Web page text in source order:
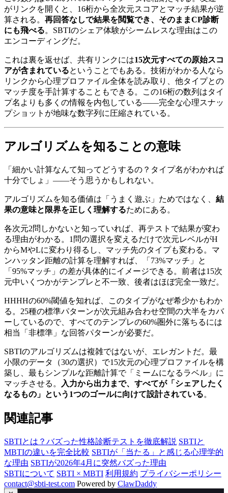
がリンクを開くと、16桁から全次元スコアとマッチ結果が逆
算される。 再回答なしで結果を閲覧でき、そのままCP診断
にも飛べる。SBTIのシェア体験がシームレスな理由はこの
エンコーディングだ。
これは裏を返せば、共有リンクには15次元すべての原始スコ
アが含まれているということでもある。技術がわかる人なら
リンクから心理プロファイル全体を読み取り、他タイプとの
マッチ度を手計算することもできる。この16桁の数列はタイ
プ名よりも多くの情報を内包している——完全な心理スナッ
プショットが地味な数字列に圧縮されている。
アルゴリズムを知ることの意味
「細かい計算なんて知ってどうするの？タイプ名がわかれば
十分でしょ」——そう思うかもしれない。
アルゴリズムを知る価値は「うまく遊ぶ」ためではなく、 結
果の意味と限界を正しく理解するためにある。
各次元2問しかないと知っていれば、再テストで結果が変わ
る理由がわかる。1問の選択を変えるだけで次元レベルがH
からMやLに変わり得るし、マッチ先のタイプも変わる。マ
ンハッタン距離の計算を理解すれば、「73%マッチ」と
「95%マッチ」の差が具体的にイメージできる。前者は15次
元中いくつかがテンプレと不一致、後者はほぼ完全一致だ。
HHHHの60%閾値を知れば、このタイプがなぜ希少かもわか
る。25種の標準パターンが次元組み合わせ空間の大半をカバ
ーしているので、すべてのテンプレの60%圏外に落ちるには
相当「非標準」な回答パターンが必要だ。
SBTIのアルゴリズムは複雑ではないが、エレガントだ。最
小限のデータ（30の選択）で15次元の心理プロファイルを構
築し、最もシンプルな距離計算で「ミームになるラベル」に
マッチさせる。
入力から出力まで、すべてが「シェアしたく
なるもの」という1つのゴールに向けて設計されている。
関連記事
SBTIとは？バズった性格診断テストを徹底解説 SBTIと
MBTIの違いを完全比較 SBTIが「当たる」と感じる心理学的
な理由 SBTIが2026年4月に突然バズった理由
SBTIについて SBTI × MBTI 利用規約 プライバシーポリシー
contact@sbti-test.com Powered by ClawDaddy